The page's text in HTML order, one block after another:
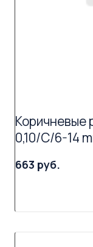
Коричневые
0,10/C/6-14
663 руб.